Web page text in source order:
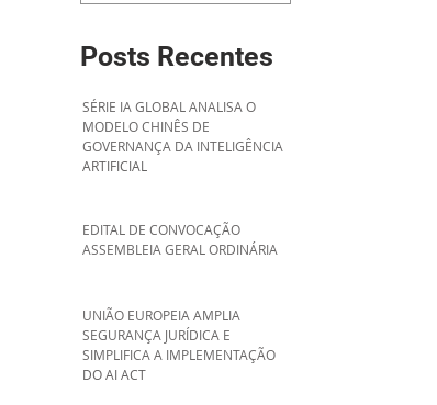
Posts Recentes
SÉRIE IA GLOBAL ANALISA O
MODELO CHINÊS DE
GOVERNANÇA DA INTELIGÊNCIA
ARTIFICIAL
EDITAL DE CONVOCAÇÃO
ASSEMBLEIA GERAL ORDINÁRIA
UNIÃO EUROPEIA AMPLIA
SEGURANÇA JURÍDICA E
SIMPLIFICA A IMPLEMENTAÇÃO
DO AI ACT